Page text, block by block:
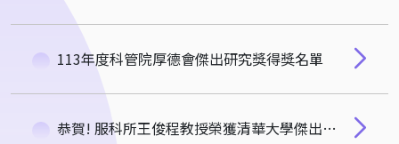
113年度科管院厚德會傑出研究獎得獎名單
恭賀! 服科所王俊程教授榮獲清華大學傑出導師獎